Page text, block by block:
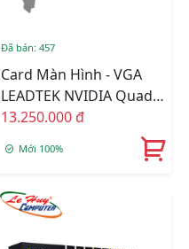
Đã bán: 457
Card Màn Hình - VGA
LEADTEK NVIDIA Quadro
RTX A1000 8GB GDDR6
13.250.000 đ
Mới 100%